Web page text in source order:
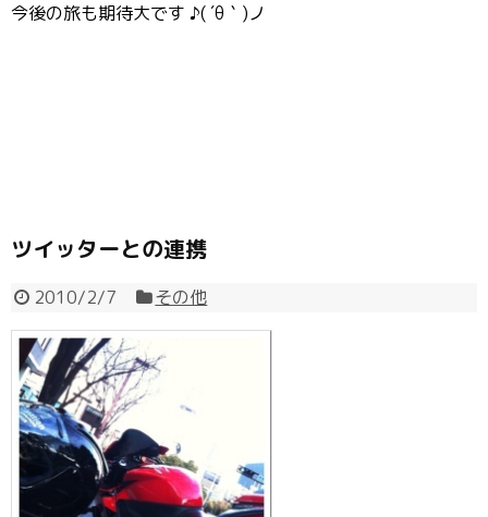
今後の旅も期待大です ♪( ´θ｀)ノ
ツイッターとの連携
2010/2/7 その他